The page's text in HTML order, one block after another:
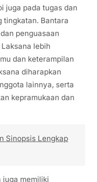
juga pada tugas dan
tingkatan. Bantara
penguasaan
lebih
dan keterampilan
diharapkan
lainnya, serta
kepramukaan dan
Sinopsis Lengkap
juga memiliki